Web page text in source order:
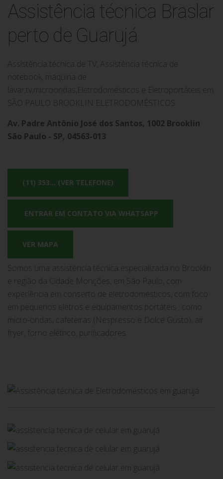
Assistência técnica Braslar
perto de Guarujá
Assistência técnica de TV, Assistência técnica de
notebook, máquina de
lavar,tv,microondas,Eletrodomésticos e Eletroportáteis em
SÃO PAULO BROOKLIN ELETRODOMÉSTICOS.
Av. Padre Antônio José dos Santos, 1002 Brooklin
São Paulo - SP, 04563-013
(11) 353... (VER TELEFONE)
ENTRAR EM CONTATO VIA WHATSAPP
VER MAPA
Somos uma assistência técnica especializada no Brooklin
e região da Cidade Monções, em São Paulo, com
experiência em conserto de eletrodomésticos, com foco
em pequenos eletros e equipamentos portáteis : como
micro-ondas, cafeteiras (Nespresso e Dolce Gusto), air
fryer, forno elétrico, purificadores